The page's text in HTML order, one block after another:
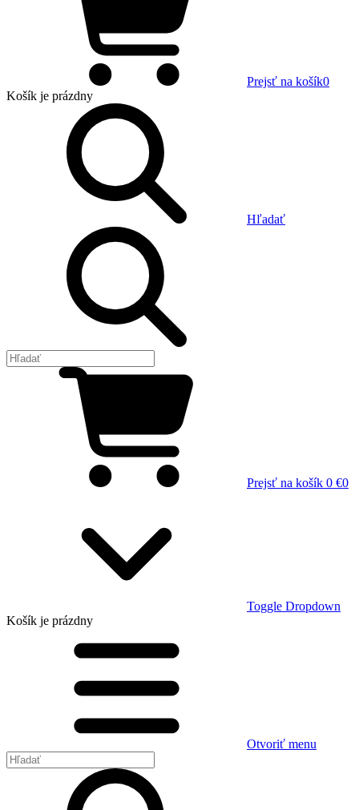
Prejsť na košík0
Košík je prázdny
Hľadať
Prejsť na košík 0 €0
Toggle Dropdown
Košík je prázdny
Otvoriť menu